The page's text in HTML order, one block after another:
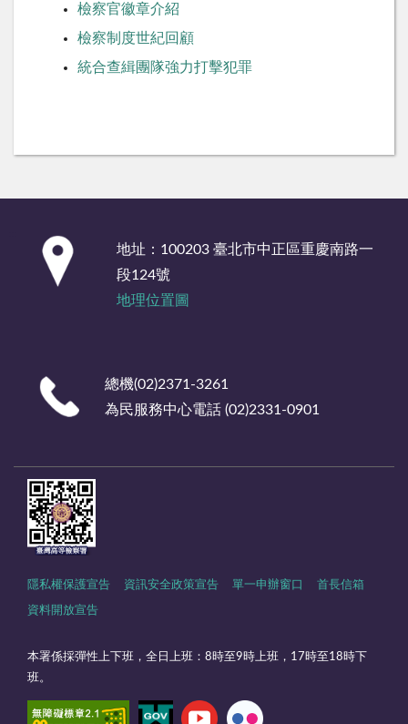
檢察官徽章介紹
檢察制度世紀回顧
統合查緝團隊強力打擊犯罪
地址：100203 臺北市中正區重慶南路一
段124號
地理位置圖
總機(02)2371-3261
為民服務中心電話 (02)2331-0901
隱私權保護宣告 資訊安全政策宣告 單一申辦窗口 首長信箱
資料開放宣告
本署係採彈性上下班，全日上班：8時至9時上班，17時至18時下
班。